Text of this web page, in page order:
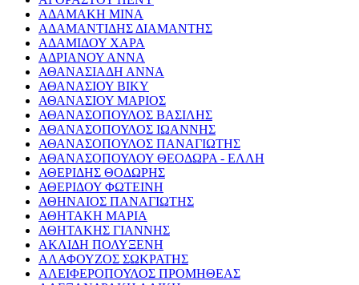
ΑΔΑΜΑΚΗ ΜΙΝΑ
ΑΔΑΜΑΝΤΙΔΗΣ ΔΙΑΜΑΝΤΗΣ
ΑΔΑΜΙΔΟΥ ΧΑΡΑ
ΑΔΡΙΑΝΟΥ ΑΝΝΑ
ΑΘΑΝΑΣΙΑΔΗ ΑΝΝΑ
ΑΘΑΝΑΣΙΟΥ ΒΙΚΥ
ΑΘΑΝΑΣΙΟΥ ΜΑΡΙΟΣ
ΑΘΑΝΑΣΟΠΟΥΛΟΣ ΒΑΣΙΛΗΣ
ΑΘΑΝΑΣΟΠΟΥΛΟΣ ΙΩΑΝΝΗΣ
ΑΘΑΝΑΣΟΠΟΥΛΟΣ ΠΑΝΑΓΙΩΤΗΣ
ΑΘΑΝΑΣΟΠΟΥΛΟΥ ΘΕΟΔΩΡΑ - ΕΛΛΗ
ΑΘΕΡΙΔΗΣ ΘΟΔΩΡΗΣ
ΑΘΕΡΙΔΟΥ ΦΩΤΕΙΝΗ
ΑΘΗΝΑΙΟΣ ΠΑΝΑΓΙΩΤΗΣ
ΑΘΗΤΑΚΗ ΜΑΡΙΑ
ΑΘΗΤΑΚΗΣ ΓΙΑΝΝΗΣ
ΑΚΛΙΔΗ ΠΟΛΥΞΕΝΗ
ΑΛΑΦΟΥΖΟΣ ΣΩΚΡΑΤΗΣ
ΑΛΕΙΦΕΡΟΠΟΥΛΟΣ ΠΡΟΜΗΘΕΑΣ